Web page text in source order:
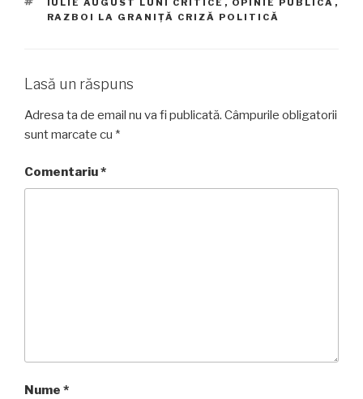
IULIE AUGUST LUNI CRITICE , OPINIE PUBLICĂ ,
RAZBOI LA GRANIȚĂ CRIZĂ POLITICĂ
Lasă un răspuns
Adresa ta de email nu va fi publicată. Câmpurile obligatorii
sunt marcate cu *
Comentariu*
Nume *